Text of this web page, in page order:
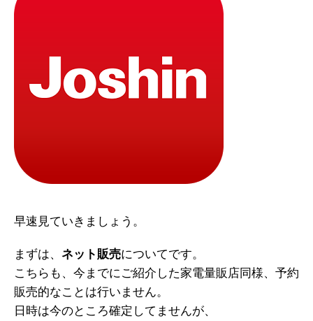
早速見ていきましょう。
まずは、 ネット販売についてです。
こちらも、今までにご紹介した家電量販店同様、予約
販売的なことは行いません。
日時は今のところ確定してませんが、